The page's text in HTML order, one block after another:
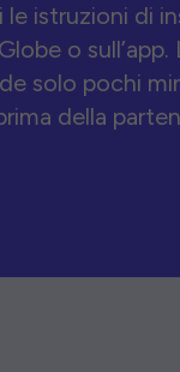
le istruzioni di
o sull’app.
solo pochi
della